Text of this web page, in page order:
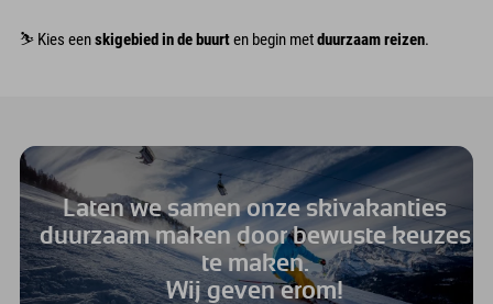
⛷︎ Kies eenskigebied in de buurten begin metduurzaam reizen.
Laten we samen onze skivakanties
duurzaam maken door bewuste keuzes
te maken.
Wij geven erom!